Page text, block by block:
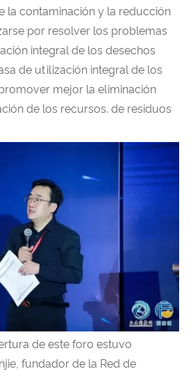
la contaminación y la reducción
por resolver los problemas
integral de los desechos
de utilización integral de los
mejor la eliminación
de los recursos. de residuos
de este foro estuvo
fundador de la Red de